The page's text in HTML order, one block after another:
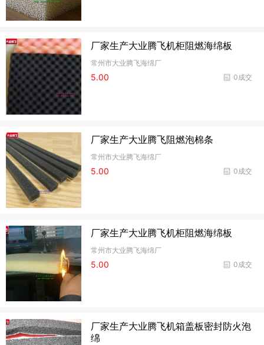
厂家生产大业腾飞机柜阻燃海绵板
常州市大业腾飞海绵厂
0成交
5.00
厂家生产大业腾飞阻燃泡棉条
常州市大业腾飞海绵厂
0成交
5.00
厂家生产大业腾飞机柜阻燃海绵板
常州市大业腾飞海绵厂
0成交
5.00
厂家生产大业腾飞机箱盖板密封防火泡
绵